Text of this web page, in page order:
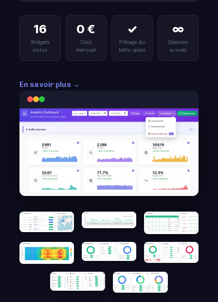
16
Widgets
inclus
0 €
Coût
mensuel
✓
Filtrage du
trafic spam
∞
Séances
suivies
En savoir plus →